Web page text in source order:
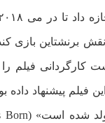
برنشتاین بازی
کارگردانی فیلم
فیلم پیشنهاد داده